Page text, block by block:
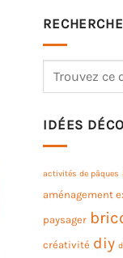
IDÉES DÉCO
activités de pâques
aménagement
paysager
créativité diy